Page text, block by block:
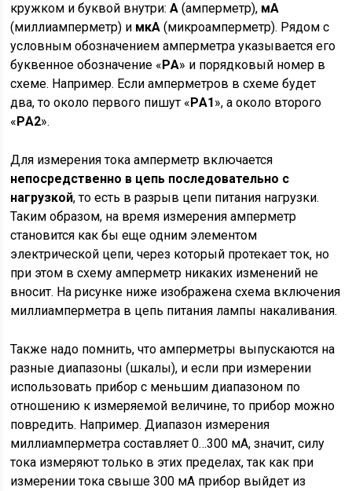
кружком и буквой внутри:А (амперметр), мА
(миллиамперметр) и мкА (микроамперметр). Рядом с
условным обозначением амперметра указывается его
буквенное обозначение «PА» и порядковый номер в
схеме. Например. Если амперметров в схеме будет
два, то около первого пишут «PА1», а около второго
«PА2».
Для измерения тока амперметр включается
непосредственно в цепь последовательно с
нагрузкой, то есть в разрыв цепи питания нагрузки.
Таким образом, на время измерения амперметр
становится как бы еще одним элементом
электрической цепи, через который протекает ток, но
при этом в схему амперметр никаких изменений не
вносит. На рисунке ниже изображена схема включения
миллиамперметра в цепь питания лампы накаливания.
Также надо помнить, что амперметры выпускаются на
разные диапазоны (шкалы), и если при измерении
использовать прибор с меньшим диапазоном по
отношению к измеряемой величине, то прибор можно
повредить. Например. Диапазон измерения
миллиамперметра составляет 0…300 мА, значит, силу
тока измеряют только в этих пределах, так как при
измерении тока свыше 300 мА прибор выйдет из